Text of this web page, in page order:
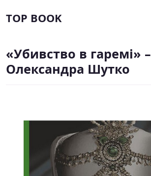
TOP BOOK
«Убивство в гаремі» –
Олександра Шутко